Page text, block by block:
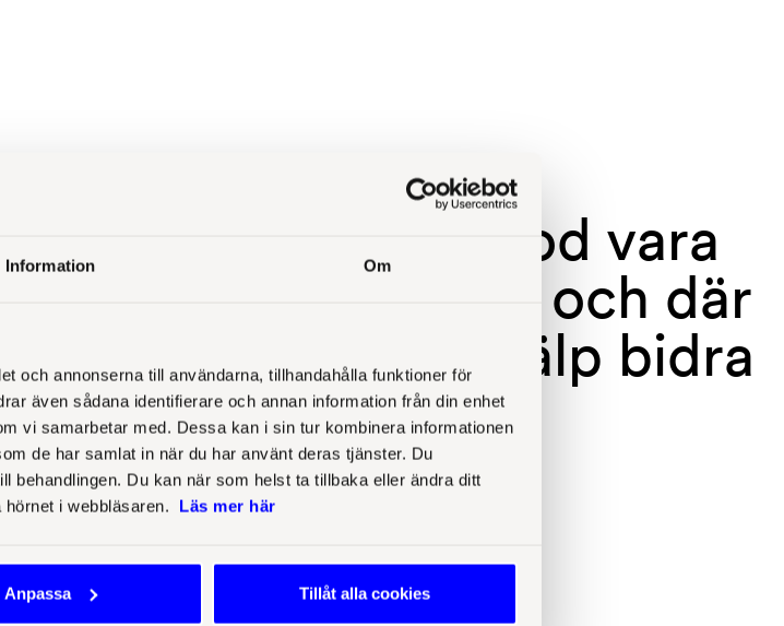
Information Om
och annonserna till användarna, tillhandahålla funktioner för
även sådana identifierare och annan information från din enhet
vi samarbetar med. Dessa kan i sin tur kombinera informationen
de har samlat in när du har använt deras tjänster. Du
behandlingen. Du kan när som helst ta tillbaka eller ändra ditt
i webbläsaren. Läs mer här
Anpassa Tillåt alla cookies
att under en period vara
organisation och där
med juridikens hjälp bidra
affärsnytta.”